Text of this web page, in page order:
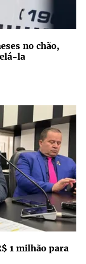
no chão,
la
1 milhão para